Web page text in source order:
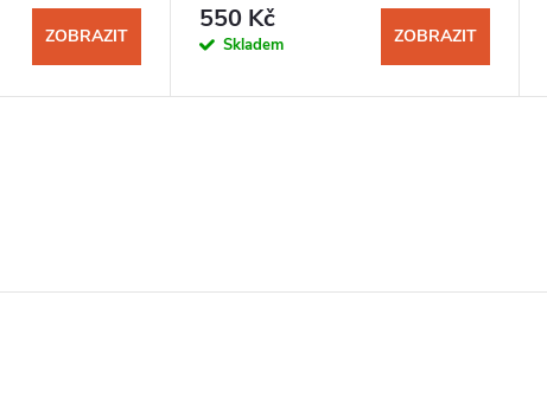
ZOBRAZIT
550 Kč
Skladem ZOBRAZIT